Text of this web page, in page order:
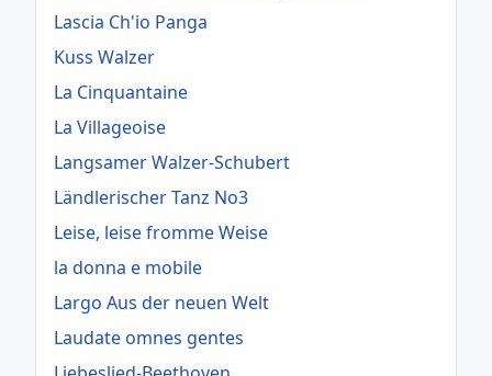
Lascia Ch'io Panga
Kuss Walzer
La Cinquantaine
La Villageoise
Langsamer Walzer-Schubert
Ländlerischer Tanz No3
Leise, leise fromme Weise
la donna e mobile
Largo Aus der neuen Welt
Laudate omnes gentes